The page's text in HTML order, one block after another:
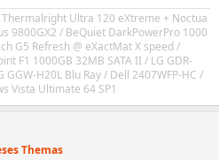
Thermalright Ultra 120 eXtreme + Noctua
9800GX2 / BeQuiet DarkPowerPro 1000
G5 Refresh @ eXactMat X speed /
F1 1000GB 32MB SATA II/ LG GDR-
GGW-H20L Blu Ray / Dell 2407WFP-HC /
Vista Ultimate 64 SP1
Themas